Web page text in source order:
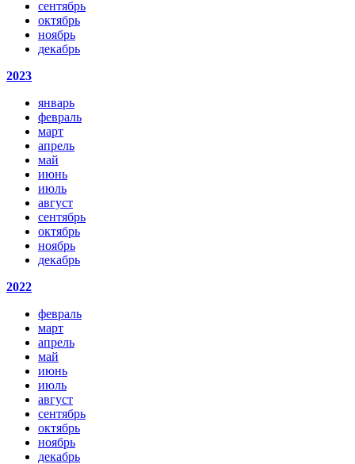
сентябрь
октябрь
ноябрь
декабрь
2023
январь
февраль
март
апрель
май
июнь
июль
август
сентябрь
октябрь
ноябрь
декабрь
2022
февраль
март
апрель
май
июнь
июль
август
сентябрь
октябрь
ноябрь
декабрь